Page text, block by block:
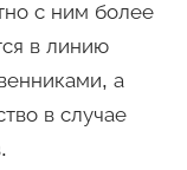
с ним более
в линию
а
в случае